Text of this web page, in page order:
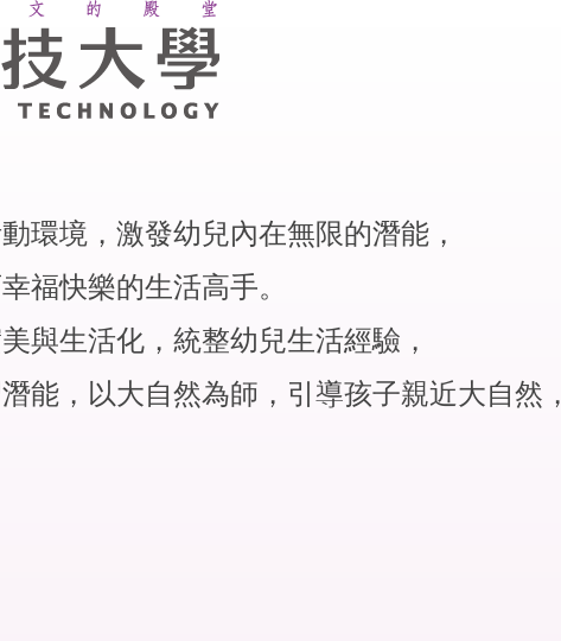
環境，激發幼兒內在無限的潛能，
幸福快樂的生活高手。
與生活化，統整幼兒生活經驗，
能，以大自然為師，引導孩子親近大自然，